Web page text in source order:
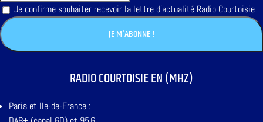
Je confirme souhaiter recevoir la lettre d'actualité Radio Courtoisie
RADIO COURTOISIE EN (MHZ)
Paris et Ile-de-France :